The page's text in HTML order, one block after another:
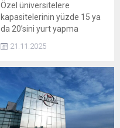
Özel üniversitelere
kapasitelerinin yüzde 15 ya
da 20’sini yurt yapma
planlanıyor. Bakan Bak,
üniversitenin 28’inin yurdu
olmadığını söyledi.
21.11.2025